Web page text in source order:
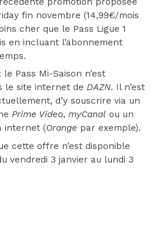
fin novembre (14,99€/mois
cher que le Pass Ligue 1
en incluant l’abonnement
Pass Mi-Saison n’est
le site internet de DAZN. Il n’est
d’y souscrire via un
Prime Video, myCanal ou un
internet (Orange par exemple).
cette offre n’est disponible
vendredi 3 janvier au lundi 3